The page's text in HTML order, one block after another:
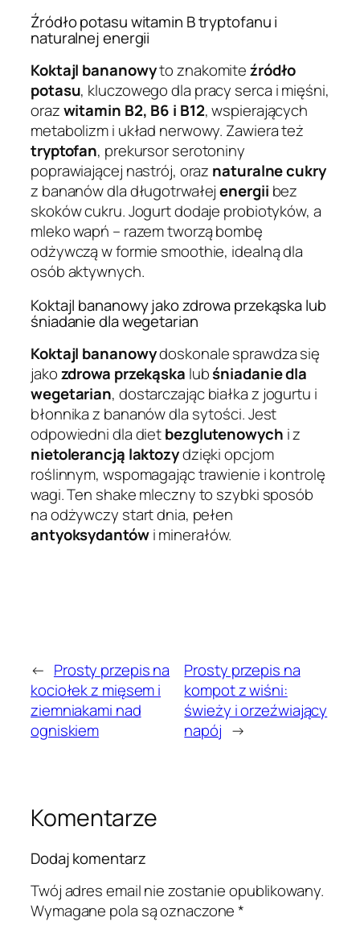
Źródło potasu witamin B tryptofanu i
naturalnej energii
Koktajl bananowyto znakomiteźródło
potasu, kluczowego dla pracy serca i mięśni,
orazwitamin B2, B6 i B12, wspierających
metabolizm i układ nerwowy. Zawiera też
tryptofan, prekursor serotoniny
poprawiającej nastrój, oraz naturalne cukry
z bananów dla długotrwałejenergii bez
skoków cukru. Jogurt dodaje probiotyków, a
mleko wapń – razem tworzą bombę
odżywczą w formie smoothie, idealną dla
osób aktywnych.
Koktajl bananowy jako zdrowa przekąska lub
śniadanie dla wegetarian
Koktajl bananowydoskonale sprawdza się
jakozdrowa przekąska lubśniadanie dla
wegetarian, dostarczając białka z jogurtu i
błonnika z bananów dla sytości. Jest
odpowiedni dla dietbezglutenowych i z
nietolerancją laktozydzięki opcjom
roślinnym, wspomagając trawienie i kontrolę
wagi. Ten shake mleczny to szybki sposób
na odżywczy start dnia, pełen
antyoksydantówi minerałów.
← Prosty przepis na
kociołek z mięsem i
ziemniakami nad
ogniskiem
Prosty przepis na
kompot z wiśni:
świeży i orzeźwiający
napój →
Komentarze
Dodaj komentarz
Twój adres email nie zostanie opublikowany.
Wymagane pola są oznaczone*